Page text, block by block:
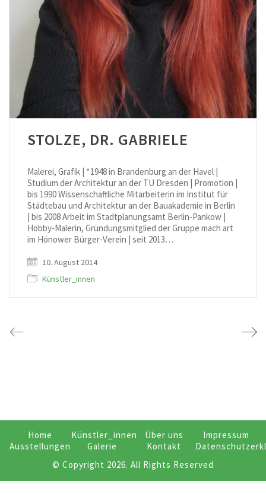
STOLZE, DR. GABRIELE
Malerei, Grafik | * 1948 in Brandenburg an der Havel |
Studium der Architektur an der TU Dresden | Promotion |
bis 1990 Wissenschaftliche Mitarbeiterin im Institut für
Städtebau und Architektur an der Bauakademie in Berlin
| bis 2008 Arbeit im Stadtplanungsamt Berlin-Pankow |
Hobby-Malerin, Gründungsmitglied der Gruppe mach art
im Hönower Bürger-Verein | seit 2013…
10. August 2014
Künstler_innen
Home
Ausstellungen
Künstler_innen
Galerie
Über uns
Kontakt
Impressum
© Copyright 2026. All Rights Reserved